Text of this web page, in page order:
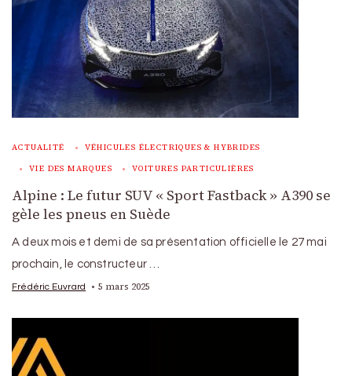
ACTUALITÉ VÉHICULES ÉLECTRIQUES & HYBRIDES
VIE DES MARQUES VOITURES PARTICULIÈRES
Alpine : Le futur SUV « Sport Fastback » A390 se
gèle les pneus en Suède
A deux mois et demi de sa présentation officielle le 27 mai
prochain, le constructeur …
Frédéric Euvrard 5 mars 2025